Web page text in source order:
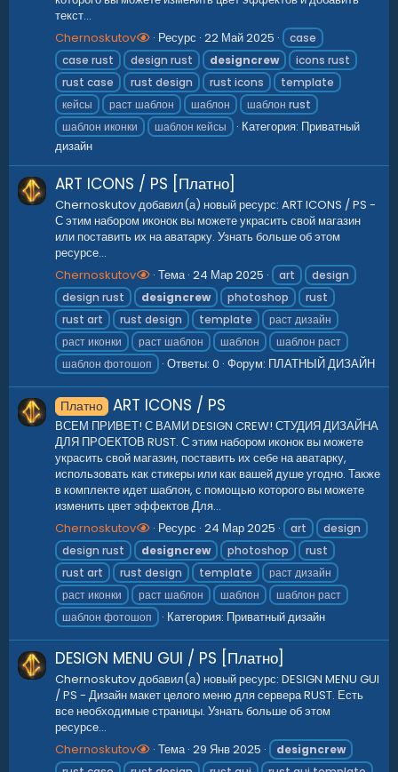
текст...
Chernoskutov
Ресурс 22 Май 2025
case
case rust
design rust designcrew
icons rust
rust case
rust design rust icons
template
кейсы
раст шаблон шаблон
шаблон rust
шаблон иконки
шаблон кейсы Категория: Приватный
дизайн
ART ICONS / PS [Платно]
Chernoskutov добавил(а) новый ресурс: ART ICONS / PS -
С этим набором иконок вы можете украсить свой магазин
или поставить их на аватарку. Узнать больше об этом
ресурсе...
Chernoskutov
Тема 24 Мар 2025 art
design
design rust
designcrew photoshop
rust
rust art
rust design template
раст дизайн
раст иконки
раст шаблон шаблон
шаблон раст
шаблон фотошоп
Ответы: 0 Форум: ПЛАТНЫЙ ДИЗАЙН
Платно ART ICONS / PS
ВСЕМ ПРИВЕТ! С ВАМИ DESIGN CREW! СТУДИЯ ДИЗАЙНА
ДЛЯ ПРОЕКТОВ RUST. С этим набором иконок вы можете
украсить свой магазин, поставить их себе на аватарку,
использовать как стикеры или как вашей душе угодно. Также
в комплекте идет шаблон, с помощью которого вы можете
изменить цвет эффектов Для...
Chernoskutov
Ресурс 24 Мар 2025 art
design
design rust
designcrew photoshop
rust
rust art
rust design template
раст дизайн
раст иконки
раст шаблон шаблон
шаблон раст
шаблон фотошоп
Категория: Приватный дизайн
DESIGN MENU GUI / PS [Платно]
Chernoskutov добавил(а) новый ресурс: DESIGN MENU GUI
/ PS - Дизайн макет целого меню для сервера RUST. Есть
все необходимые страницы. Узнать больше об этом
ресурсе...
Chernoskutov
Тема 29 Янв 2025
designcrew